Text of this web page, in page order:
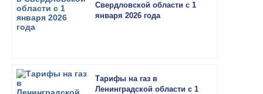
Свердловской области с 1
января 2026 года
Тарифы на газ в
Ленинградской области с 1